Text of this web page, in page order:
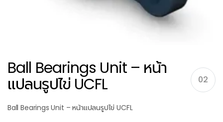
Ball Bearings Unit – หน้า
แปลนรูปไข่ UCFL 02
Ball Bearings Unit – หน้าแปลนรูปไข่ UCFL